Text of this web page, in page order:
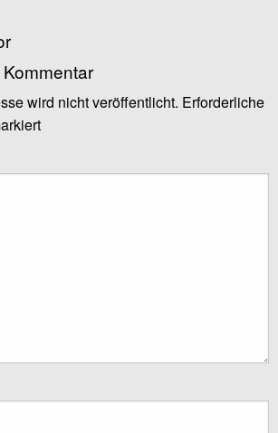
wird nicht veröffentlicht. Erforderliche